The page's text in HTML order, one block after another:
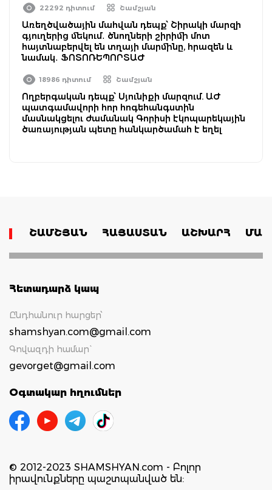
22292 դիտում Շամշյան
Առեղծվածային մահվան դեպք՝ Շիրակի մարզի
գյուղերից մեկում․ ծնողների շիրիմի մոտ
հայտնաբերվել են տղայի մարմինը, հրազեն և
նամակ․ ՖՈՏՈՌԵՊՈՐՏԱԺ
18986 դիտում Շամշյան
Ողբերգական դեպք՝ Սյունիքի մարզում. ԱԺ
պատգամավորի հոր հոգեհանգստին
մասնակցելու ժամանակ Գորիսի էկոպարեկային
ծառայության պետը հանկարծամահ է եղել
ՇԱՄՇՅԱՆ ՀԱՅԱՍՏԱՆ ԱՇԽԱՐՀ
Հետադարձ կապ
Ընդհանուր հարցեր՝
shamshyan.com@gmail.com
Գովազդի համար`
gevorget@gmail.com
Օգտակար հղումներ
© 2012-2023 SHAMSHYAN.com - Բոլոր
իրավունքները պաշտպանված են: